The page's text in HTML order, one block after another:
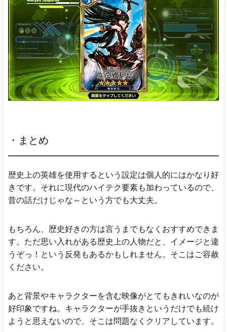
・まとめ
歴史上の英雄を使用するという設定は個人的にはかなり好
きです。それに現代のハイテク要素も加わっているので、
昔の話だけじゃな～という方でも大丈夫。
もちろん、歴史好きの方は言うまでもなくおすすめできま
す。ただ思い入れがある歴史上の人物だと、イメージと違
うぞっ！という反発もあるかもしれません。そこはご容赦
ください。
あと背景やキャラクターを含む映像がとてもきれいなのが
好印象ですね。キャラクターが手抜きというだけでも続け
ようと思えないので、そこは問題なくクリアしています。